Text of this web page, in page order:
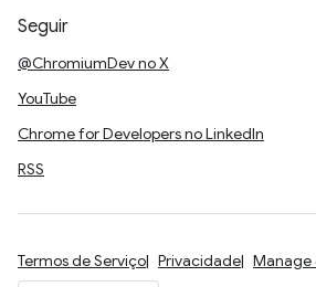
Seguir
@ChromiumDev no X
YouTube
Chrome for Developers no LinkedIn
RSS
Termos de Serviço Privacidade Manage